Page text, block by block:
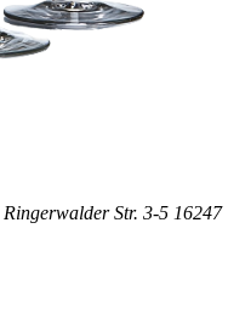
Ringerwalder Str. 3-5 16247